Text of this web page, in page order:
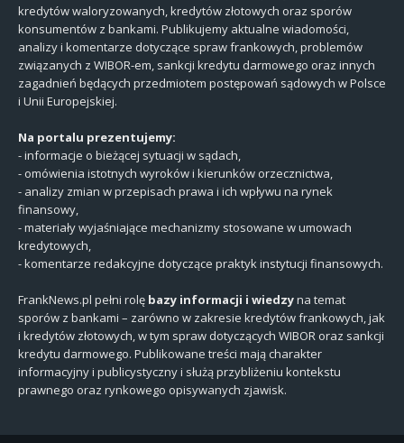
kredytów waloryzowanych, kredytów złotowych oraz sporów
konsumentów z bankami. Publikujemy aktualne wiadomości,
analizy i komentarze dotyczące spraw frankowych, problemów
związanych z WIBOR-em, sankcji kredytu darmowego oraz innych
zagadnień będących przedmiotem postępowań sądowych w Polsce
i Unii Europejskiej.
Na portalu prezentujemy:
- informacje o bieżącej sytuacji w sądach,
- omówienia istotnych wyroków i kierunków orzecznictwa,
- analizy zmian w przepisach prawa i ich wpływu na rynek
finansowy,
- materiały wyjaśniające mechanizmy stosowane w umowach
kredytowych,
- komentarze redakcyjne dotyczące praktyk instytucji finansowych.
FrankNews.pl pełni rolę bazy informacji i wiedzyna temat
sporów z bankami – zarówno w zakresie kredytów frankowych, jak
i kredytów złotowych, w tym spraw dotyczących WIBOR oraz sankcji
kredytu darmowego. Publikowane treści mają charakter
informacyjny i publicystyczny i służą przybliżeniu kontekstu
prawnego oraz rynkowego opisywanych zjawisk.